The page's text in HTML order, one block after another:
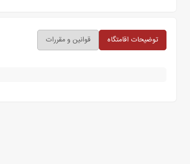
توضیحات اقامتگاه قوانین و مقررات